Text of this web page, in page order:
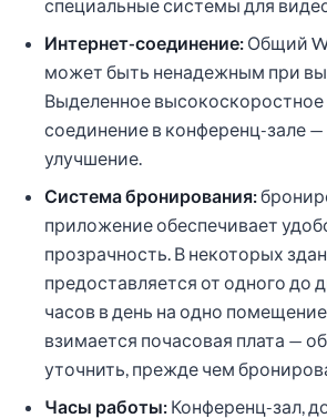
специальные системы для
Интернет-соединение: Общий
может быть ненадежным при
Выделенное
соединение в конференц-зале —
улучшение.
Система бронирования:
приложение обеспечивает
прозрачность. В некоторых
предоставляется от одного до
часов в день на одно
взимается почасовая плата —
уточнить, прежде чем
Часы работы: Конференц-зал,